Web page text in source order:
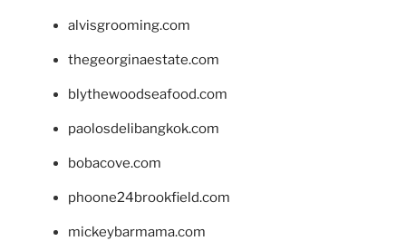
alvisgrooming.com
thegeorginaestate.com
blythewoodseafood.com
paolosdelibangkok.com
bobacove.com
phoone24brookfield.com
mickeybarmama.com